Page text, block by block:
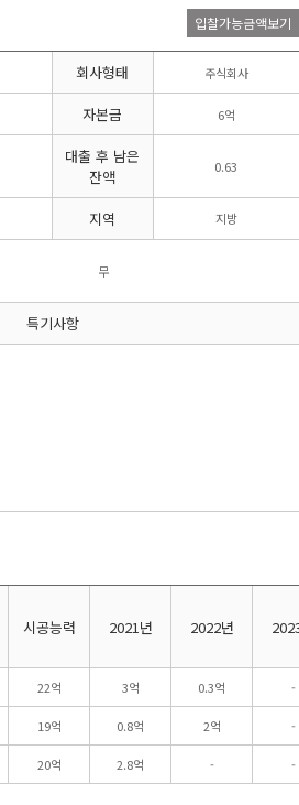
설계시공업
문기관/
안전점검전
문기관
지하수개발
입찰가능금액보기
회사형태 주식회사
자본금 6억
대출 후 남은
잔액
0.63
지역 지방
무
특기사항
시공능력 2021년 2022년
22억 3억 0.3억 -
19억 0.8억 2억 -
20억 2.8억 - -